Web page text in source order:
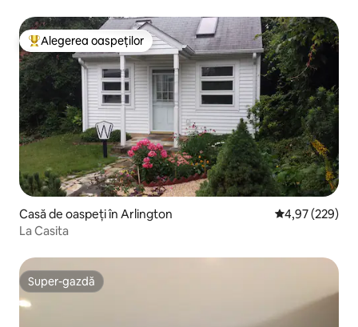
Locuință din topul categoriei Alegerea oaspeților
Alegerea oaspeților
Casă de oaspeți în Arlington Scor mediu de
4,97 (229)
La Casita
Super-gazdă
Super-gazdă